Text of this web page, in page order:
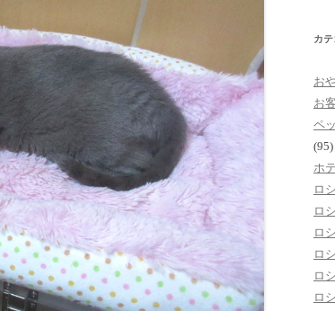
カ
お
お
ペ
(95)
ホ
ロ
ロ
ロ
ロ
ロ
ロ